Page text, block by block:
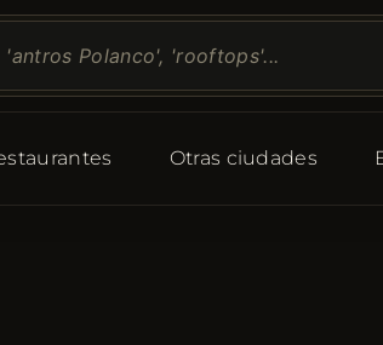
Otras ciudades